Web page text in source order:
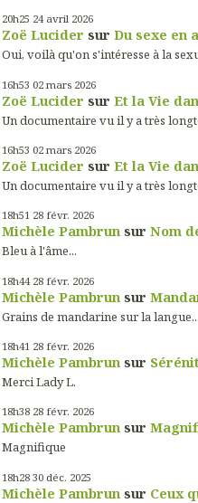
20h25 24 avril 2026
Zoë Lucider sur Du sexe en
Oui, voilà qu'on s'intéresse à la
16h53 02 mars 2026
Zoë Lucider sur Et la Vie
Un documentaire vu il y a très
16h53 02 mars 2026
Zoë Lucider sur Et la Vie
Un documentaire vu il y a très
18h51 28 févr. 2026
Michèle Pambrun sur Nom
Bleu à l'âme...
18h44 28 févr. 2026
Michèle Pambrun sur
Grains de mandarine sur la langue...
18h41 28 févr. 2026
Michèle Pambrun sur
Merci Lady L.
18h38 28 févr. 2026
Michèle Pambrun sur
Magnifique
18h28 30 déc. 2025
Michèle Pambrun sur Ceux